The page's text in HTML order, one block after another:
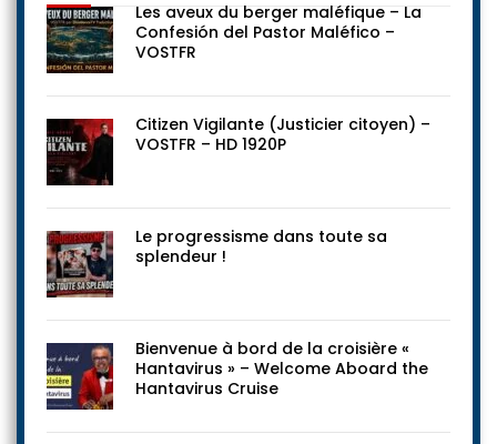
Les aveux du berger maléfique – La
Confesión del Pastor Maléfico –
VOSTFR
Citizen Vigilante (Justicier citoyen) –
VOSTFR – HD 1920P
Le progressisme dans toute sa
splendeur !
Bienvenue à bord de la croisière «
Hantavirus » – Welcome Aboard the
Hantavirus Cruise